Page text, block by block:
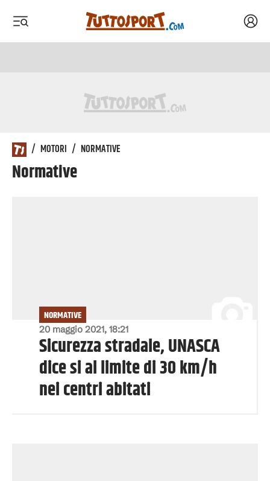
/ MOTORI / NORMATIVE
Normative
20 maggio 2021, 18:21
NORMATIVE
Sicurezza stradale, UNASCA
dice si al limite di 30 km/h
nei centri abitati